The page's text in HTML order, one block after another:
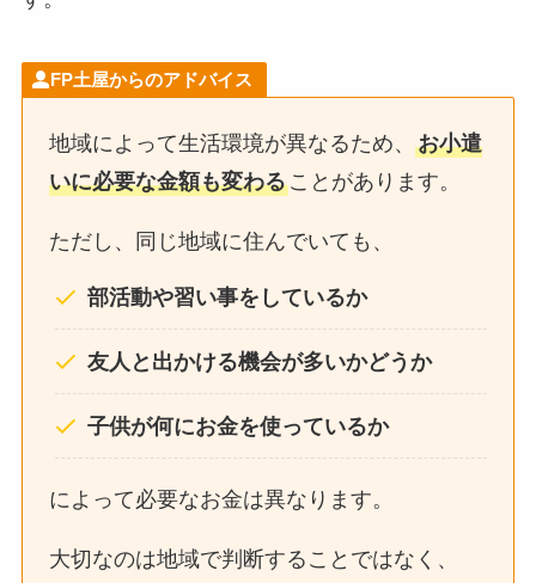
FP土屋からのアドバイス
地域によって生活環境が異なるため、お小遣
いに必要な金額も変わることがあります。
ただし、同じ地域に住んでいても、
部活動や習い事をしているか
友人と出かける機会が多いかどうか
子供が何にお金を使っているか
によって必要なお金は異なります。
大切なのは地域で判断することではなく、